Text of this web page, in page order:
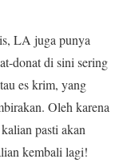
LA juga punya
donat di sini sering
es krim, yang
Oleh karena
pasti akan
kembali lagi!